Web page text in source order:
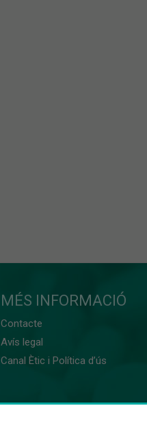
MÉS INFORMACIÓ
Contacte
Avís legal
Canal Ètic i Política d’ús